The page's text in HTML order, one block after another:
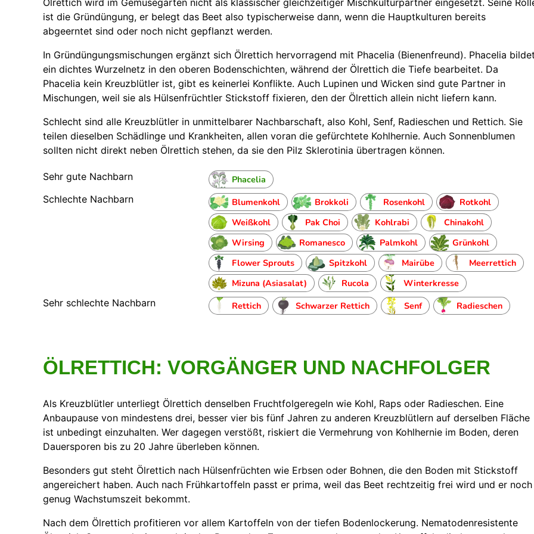
Ölrettich wird im Gemüsegarten nicht als klassischer gleichzeitiger Mischkulturpartner eingesetzt. Seine
ist die Gründüngung, er belegt das Beet also typischerweise dann, wenn die Hauptkulturen bereits
abgeerntet sind oder noch nicht gepflanzt werden.
In Gründüngungsmischungen ergänzt sich Ölrettich hervorragend mit Phacelia (Bienenfreund). Phacelia
ein dichtes Wurzelnetz in den oberen Bodenschichten, während der Ölrettich die Tiefe bearbeitet. Da
Phacelia kein Kreuzblütler ist, gibt es keinerlei Konflikte. Auch Lupinen und Wicken sind gute Partner in
Mischungen, weil sie als Hülsenfrüchtler Stickstoff fixieren, den der Ölrettich allein nicht liefern kann.
Schlecht sind alle Kreuzblütler in unmittelbarer Nachbarschaft, also Kohl, Senf, Radieschen und Rettich. Sie
teilen dieselben Schädlinge und Krankheiten, allen voran die gefürchtete Kohlhernie. Auch Sonnenblumen
sollten nicht direkt neben Ölrettich stehen, da sie den Pilz Sklerotinia übertragen können.
Sehr gute Nachbarn
Phacelia
Schlechte Nachbarn
Blumenkohl Brokkoli Rosenkohl
Rotkohl
Weißkohl
Pak Choi Kohlrabi
Chinakohl
Wirsing
Romanesco Palmkohl
Grünkohl
Flower Sprouts
Spitzkohl Mairübe
Meerrettich
Mizuna (Asiasalat)
Rucola
Winterkresse
Sehr schlechte Nachbarn
Rettich Schwarzer Rettich Senf Radieschen
ÖLRETTICH: VORGÄNGER UND NACHFOLGER
Als Kreuzblütler unterliegt Ölrettich denselben Fruchtfolgeregeln wie Kohl, Raps oder Radieschen. Eine
Anbaupause von mindestens drei, besser vier bis fünf Jahren zu anderen Kreuzblütlern auf derselben Fläche
ist unbedingt einzuhalten. Wer dagegen verstößt, riskiert die Vermehrung von Kohlhernie im Boden, deren
Dauersporen bis zu 20 Jahre überleben können.
Besonders gut steht Ölrettich nach Hülsenfrüchten wie Erbsen oder Bohnen, die den Boden mit Stickstoff
angereichert haben. Auch nach Frühkartoffeln passt er prima, weil das Beet rechtzeitig frei wird und er noch
genug Wachstumszeit bekommt.
Nach dem Ölrettich profitieren vor allem Kartoffeln von der tiefen Bodenlockerung. Nematodenresistente